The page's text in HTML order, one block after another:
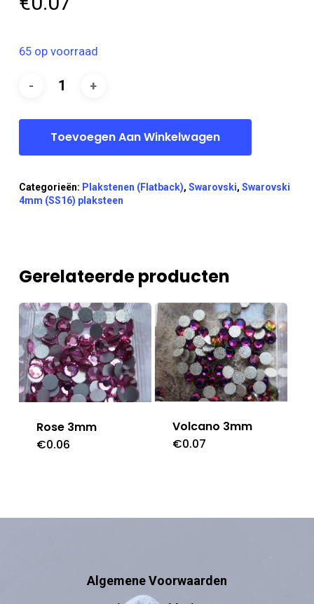
65 op voorraad
Toevoegen Aan Winkelwagen
Categorieën: Plakstenen (Flatback), Swarovski, Swarovski
4mm (SS16) plaksteen
Gerelateerde producten
Rose 3mm
€0.06
Volcano 3mm
€0.07
Algemene Voorwaarden